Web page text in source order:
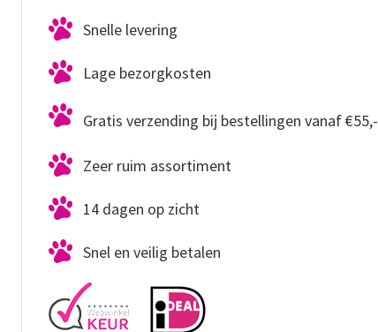
Snelle levering
Lage bezorgkosten
Gratis verzending bij bestellingen vanaf €55,-
Zeer ruim assortiment
14 dagen op zicht
Snel en veilig betalen